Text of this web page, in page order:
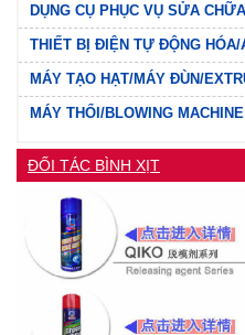
DỤNG CỤ PHỤC VỤ SỬA
THIẾT BỊ ĐIỆN TỰ ĐỘNG HÓA/
MÁY TẠO HẠT/MÁY ĐÙN/
MÁY THỔI/BLOWING MACHINE
ĐỐI TÁC BÌNH XỊT